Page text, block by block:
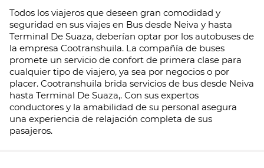
Todos los viajeros que deseen gran comodidad y
seguridad en sus viajes en Bus desde Neiva y hasta
Terminal De Suaza, deberían optar por los autobuses de
la empresa Cootranshuila. La compañía de buses
promete un servicio de confort de primera clase para
cualquier tipo de viajero, ya sea por negocios o por
placer. Cootranshuila brida servicios de bus desde Neiva
hasta Terminal De Suaza,. Con sus expertos
conductores y la amabilidad de su personal asegura
una experiencia de relajación completa de sus
pasajeros.